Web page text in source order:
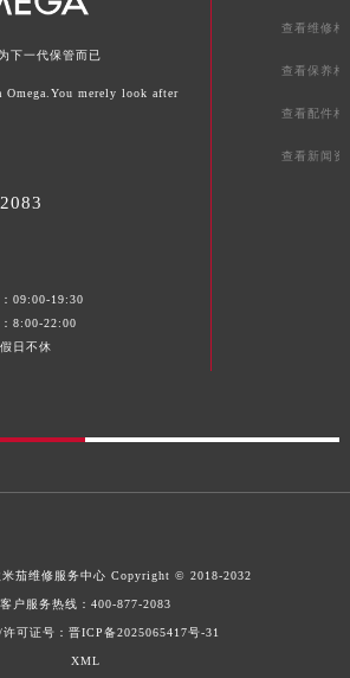
下一代保管而已
Omega.You merely look after
09:00-19:30
8:00-22:00
日不休
查看维修相
查看保养相
查看配件相
查看新闻资
米茄维修服务中心 Copyright © 2018-2032
客户服务热线： 400-877-2083
可证号：晋ICP备2025065417号-31
XML